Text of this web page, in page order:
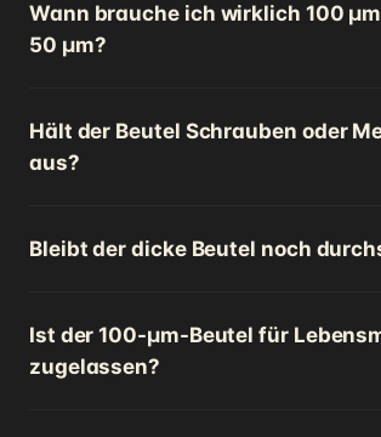
Wann brauche ich wirklich 100
50 µm?
Hält der Beutel Schrauben oder
aus?
Bleibt der dicke Beutel noch
Ist der 100-µm-Beutel für
zugelassen?